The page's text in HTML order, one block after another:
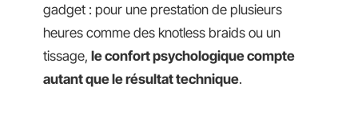
gadget : pour une prestation de plusieurs
heures comme des knotless braids ou un
tissage, le confort psychologique compte
autant que le résultat technique.